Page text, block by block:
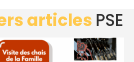
articles PSE